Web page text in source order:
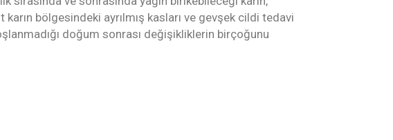
bölgesindeki ayrılmış kasları ve gevşek cildi tedavi
doğum sonrası değişikliklerin birçoğunu